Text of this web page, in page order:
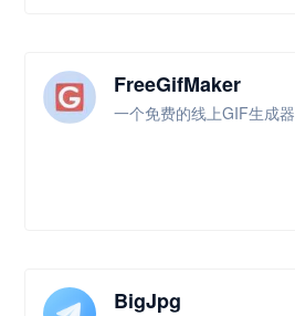
FreeGifMaker
一个免费的线上GIF生成器
BigJpg